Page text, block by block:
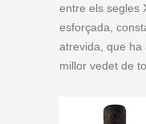
entre els segles
esforçada,
atrevida, que ha
millor vedet de